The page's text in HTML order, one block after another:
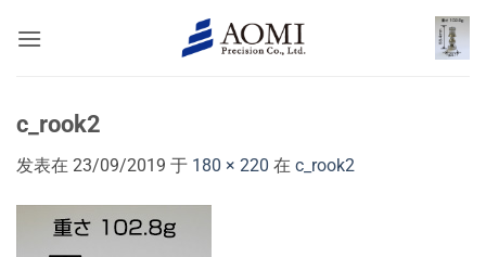
c_rook2
发表在 23/09/2019 于 180 × 220 在 c_rook2